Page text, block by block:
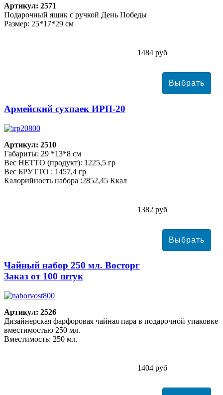
Артикул: 2571
Подарочный ящик с ручкой День Победы
Размер: 25*17*29 см
1484 руб
Армейский сухпаек ИРП-20
Артикул: 2510
Габариты: 29 *13*8 см
Вес НЕТТО (продукт): 1225,5 гр
Вес БРУТТО : 1457,4 гр
Калорийность набора :2852,45 Ккал
1382 руб
Чайный набор 250 мл. Восторг
Заказ от 100 штук
Артикул: 2526
Дизайнерская фарфоровая чайная пара в подарочной упаковке
вместимостью 250 мл.
Вместимость: 250 мл.
1404 руб